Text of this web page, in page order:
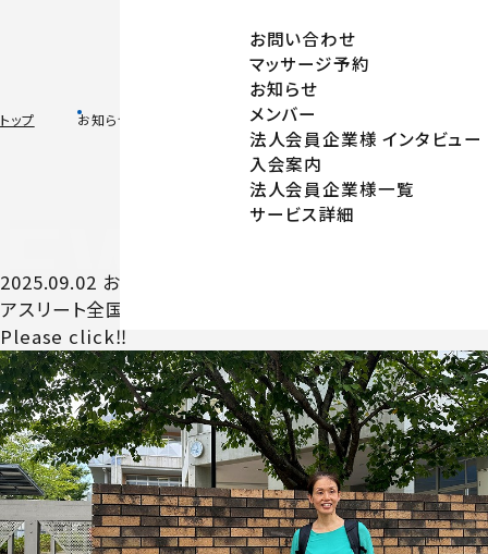
お問い合わせ
マッサージ予約
お知らせ
メンバー
法人会員企業様 インタビュー
入会案内
法人会員企業様一覧
サービス詳細
トップ お知らせ
2025.09.02 お知らせ
アスリート全国学校派遣プロジェクトに参加しています！
Please click‼